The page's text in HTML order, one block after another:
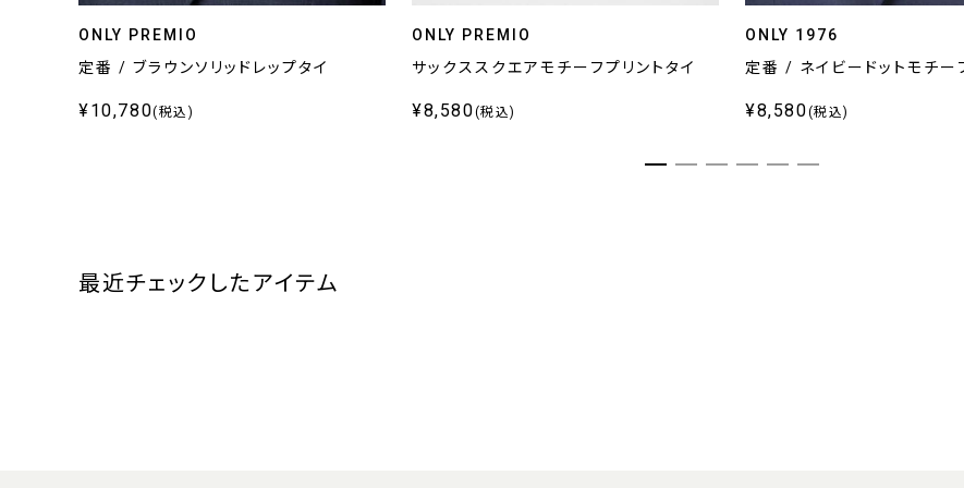
ONLY PREMIO
定番 / ブラウンソリッドレップタイ
¥10,780(税込)
ONLY PREMIO
サックススクエアモチーフプリントタイ
¥8,580(税込)
ONLY 1976
定番 / ネイビードットモチー
¥8,580(税込)
最近チェックしたアイテム